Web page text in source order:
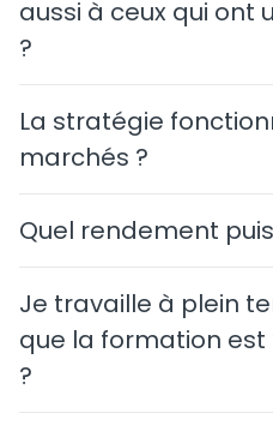
aussi à ceux qui ont
?
La stratégie
marchés ?
Quel rendement
Je travaille à plein
que la formation
?